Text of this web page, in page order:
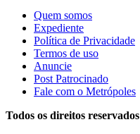
Quem somos
Expediente
Política de Privacidade
Termos de uso
Anuncie
Post Patrocinado
Fale com o Metrópoles
Todos os direitos reservados